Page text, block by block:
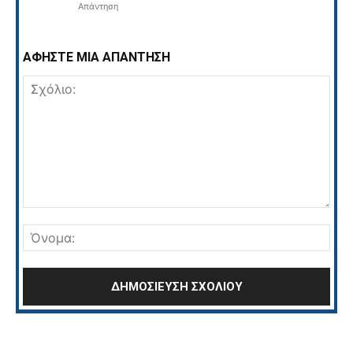
Απάντηση
ΑΦΗΣΤΕ ΜΙΑ ΑΠΑΝΤΗΣΗ